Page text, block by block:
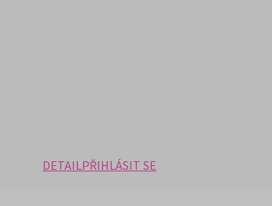
DETAILPŘIHLÁSIT SE